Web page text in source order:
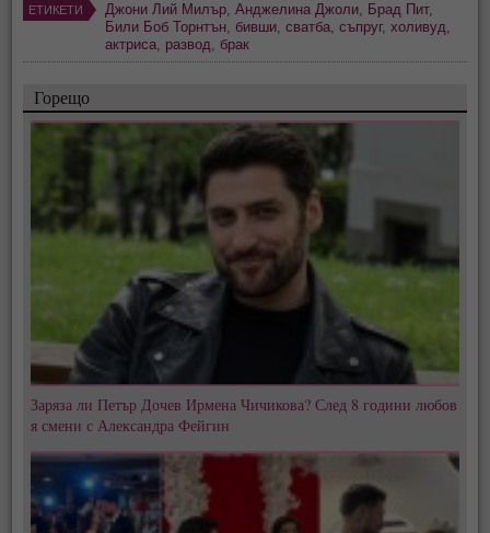
ЕТИКЕТИ Джони Лий Милър,Анджелина Джоли, Брад Пит,
Били Боб Торнтън, бивши,сватба,съпруг,холивуд,
актриса, развод, брак
Горещо
Заряза ли Петър Дочев Ирмена Чичикова? След 8 години любов
я смени с Александра Фейгин